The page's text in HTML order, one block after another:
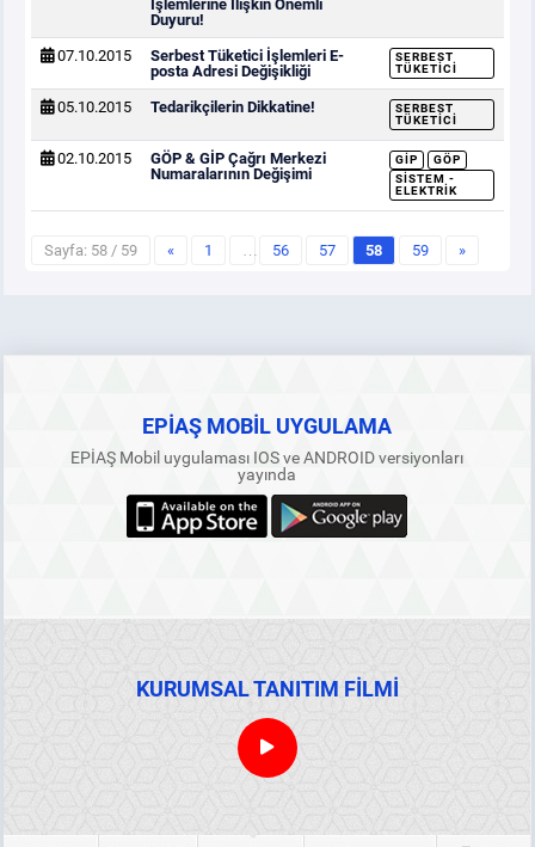
İşlemlerine İlişkin Önemli
Duyuru!
07.10.2015
Serbest Tüketici İşlemleri E-
posta Adresi Değişikliği
SERBEST
TÜKETICI
05.10.2015 Tedarikçilerin Dikkatine!
SERBEST
TÜKETICI
02.10.2015
GÖP & GİP Çağrı Merkezi
Numaralarının Değişimi
GİP
GÖP
SISTEM -
ELEKTRIK
Sayfa: 58 / 59 « 1 … 56 57 58 59 »
EPİAŞ MOBİL UYGULAMA
EPİAŞ Mobil uygulaması IOS ve ANDROID versiyonları
yayında
KURUMSAL TANITIM FİLMİ